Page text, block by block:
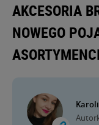
AKCESORIA
NOWEGO